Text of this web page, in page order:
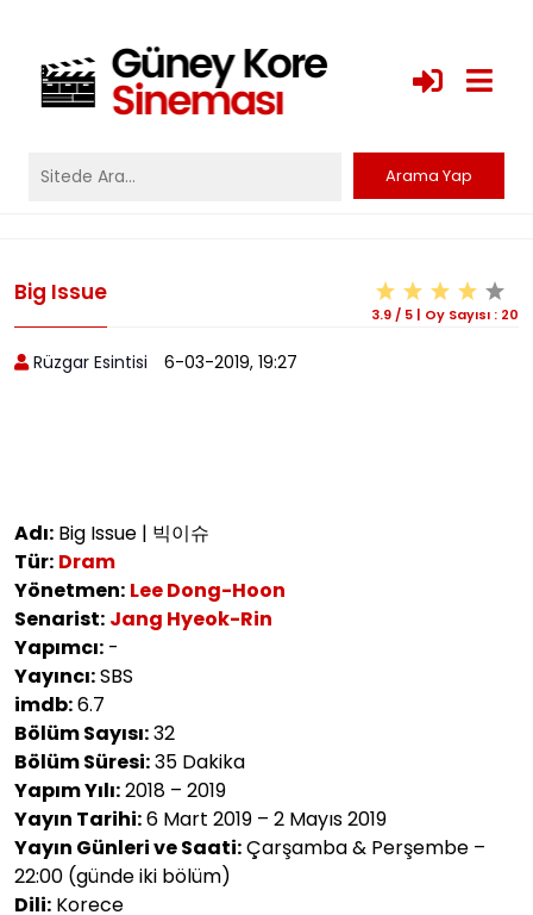
Big Issue
3.9 / 5 | Oy Sayısı : 20
Rüzgar Esintisi 6-03-2019, 19:27
Adı: Big Issue | 빅이슈
Tür: Dram
Yönetmen: Lee Dong-Hoon
Senarist: Jang Hyeok-Rin
Yapımcı: -
Yayıncı:SBS
imdb:6.7
Bölüm Sayısı:32
Bölüm Süresi:35 Dakika
Yapım Yılı:2018 – 2019
Yayın Tarihi:6 Mart 2019 – 2 Mayıs 2019
Yayın Günleri ve Saati:Çarşamba & Perşembe –
22:00 (günde iki bölüm)
Dili: Korece